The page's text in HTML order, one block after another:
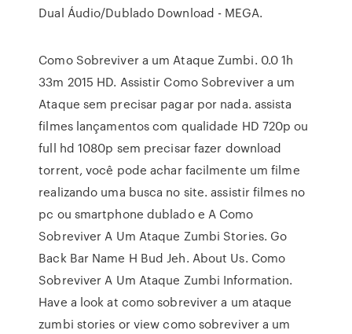
Dual Áudio/Dublado Download - MEGA.
Como Sobreviver a um Ataque Zumbi. 0.0 1h
33m 2015 HD. Assistir Como Sobreviver a um
Ataque sem precisar pagar por nada. assista
filmes lançamentos com qualidade HD 720p ou
full hd 1080p sem precisar fazer download
torrent, você pode achar facilmente um filme
realizando uma busca no site. assistir filmes no
pc ou smartphone dublado e A Como
Sobreviver A Um Ataque Zumbi Stories. Go
Back Bar Name H Bud Jeh. About Us. Como
Sobreviver A Um Ataque Zumbi Information.
Have a look at como sobreviver a um ataque
zumbi stories or view como sobreviver a um